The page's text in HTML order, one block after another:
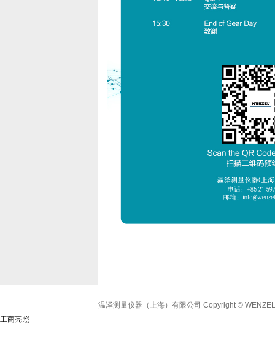
温泽测量仪器（上海）有限公司 Copyright ©
工商亮照